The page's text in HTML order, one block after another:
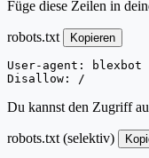
Füge diese Zeilen in
robots.txt Kopieren
User-agent: blexbot
Disallow: /
Du kannst den Zugriff
robots.txt (selektiv)